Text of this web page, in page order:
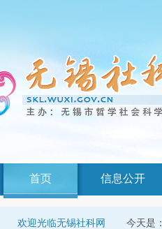
首页 信息公开
欢迎光临无锡社科网 今天是：